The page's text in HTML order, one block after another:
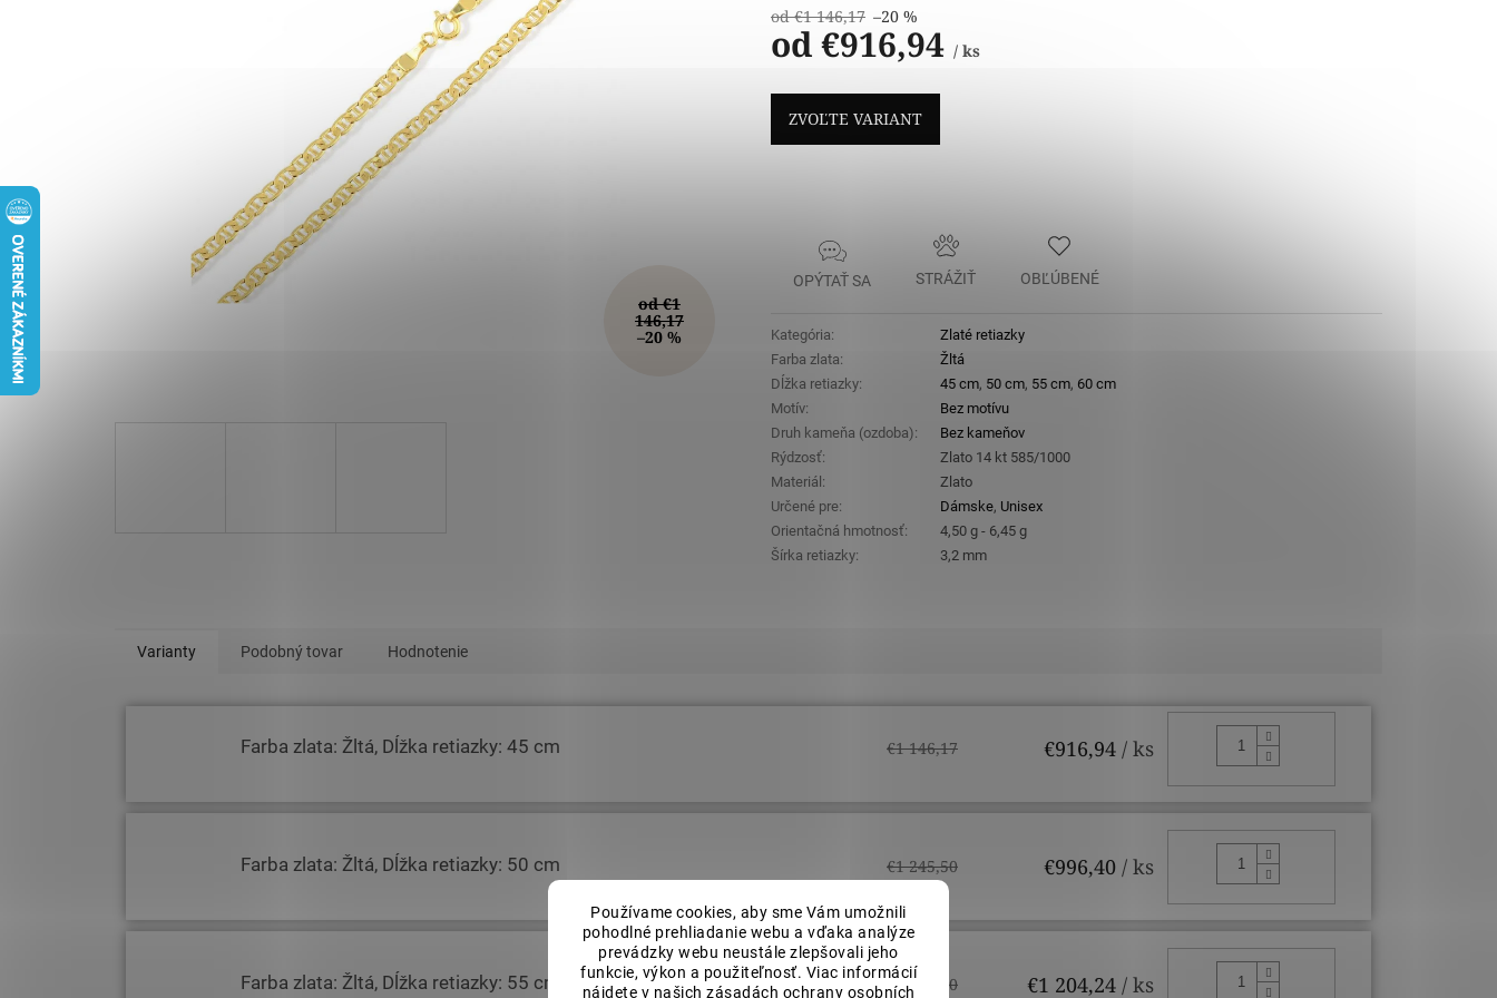
Používame cookies, aby sme Vám umožnili
pohodlné prehliadanie webu a vďaka analýze
prevádzky webu neustále zlepšovali jeho
funkcie, výkon a použiteľnosť. Viac informácií
nájdete v našich zásadách ochrany osobních
od €1
146,17
–20 %
od €1 146,17 –20 %
od€916,94 / ks
ZVOĽTE VARIANT
OPÝTAŤ SA STRÁŽIŤ OBĽÚBENÉ
Kategória:
Zlaté retiazky
Farba zlata:
Žltá
Dĺžka retiazky: 45 cm, 50 cm, 55 cm, 60 cm
Motív:
Bez motívu
Druh kameňa (ozdoba):
Bez kameňov
Rýdzosť:
Zlato 14 kt 585/1000
Materiál :
Zlato
Určené pre: Dámske, Unisex
Orientačná hmotnosť:
4,50 g - 6,45 g
Šírka retiazky: 3,2 mm
Varianty Podobný tovar Hodnotenie
Farba zlata: Žltá, Dĺžka retiazky: 45 cm €1 146,17 €916,94 / ks
Farba zlata: Žltá, Dĺžka retiazky: 50 cm €1 245,50 €996,40 / ks
Farba zlata: Žltá, Dĺžka retiazky: 55 cm €1 505,30 €1 204,24 / ks